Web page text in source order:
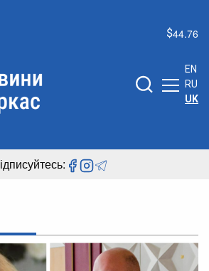
44.76
EN
RU
UK